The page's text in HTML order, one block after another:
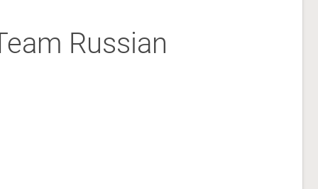
Russian